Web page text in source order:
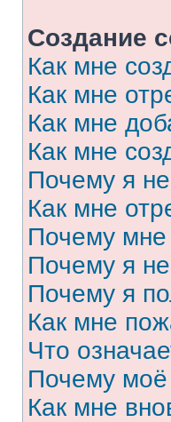
Создание
Как мне
Как мне
Как мне
Как мне
Почему я
Как мне
Почему
Почему я
Почему я
Как мне
Что
Почему моё
Как мне